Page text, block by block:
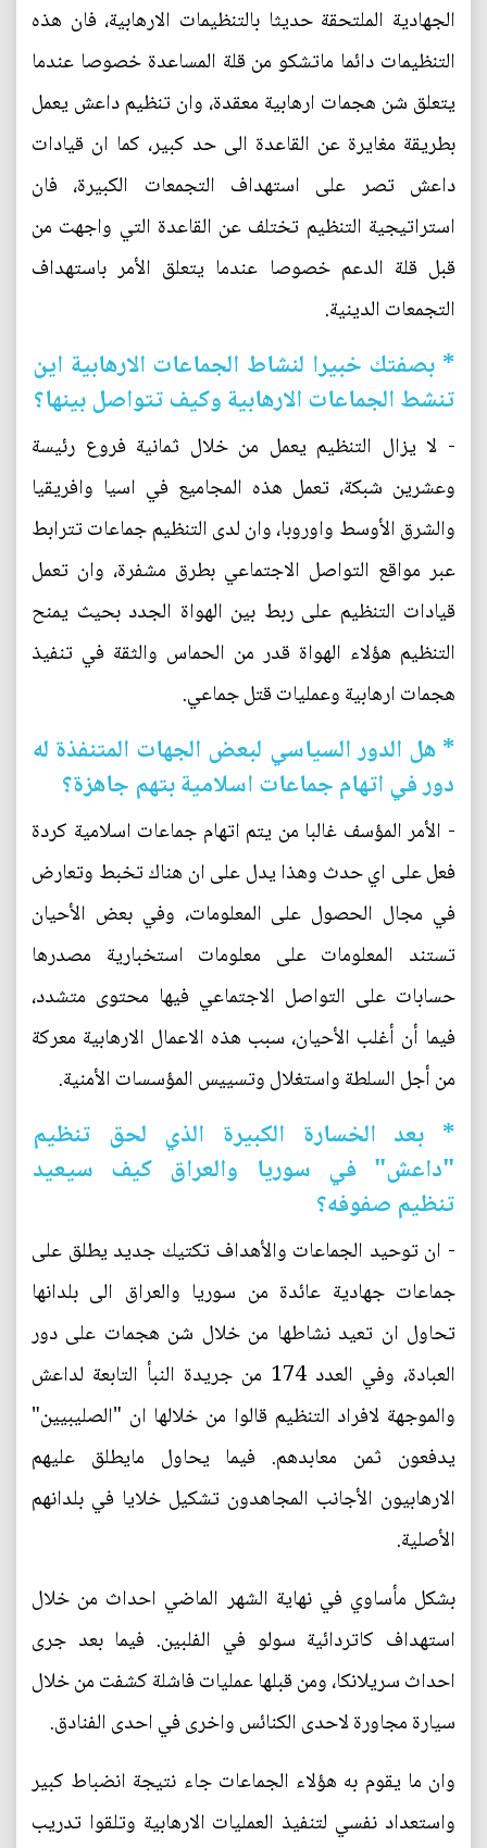
الجهادية الملتحقة حديثا بالتنظيمات الارهابية، فان هذه
التنظيمات دائما ماتشكو من قلة المساعدة خصوصا عندما
يتعلق شن هجمات ارهابية معقدة، وان تنظيم داعش يعمل
بطريقة مغايرة عن القاعدة الى حد كبير، كما ان قيادات
داعش تصر على استهداف التجمعات الكبيرة، فان
استراتيجية التنظيم تختلف عن القاعدة التي واجهت من
قبل قلة الدعم خصوصا عندما يتعلق الأمر باستهداف
التجمعات الدينية.
* بصفتك خبيرا لنشاط الجماعات الارهابية اين
تنشط الجماعات الارهابية وكيف تتواصل بينها؟
- لا يزال التنظيم يعمل من خلال ثمانية فروع رئيسة
وعشرين شبكة، تعمل هذه المجاميع في اسيا وافريقيا
والشرق الأوسط واوروبا، وان لدى التنظيم جماعات تترابط
عبر مواقع التواصل الاجتماعي بطرق مشفرة، وان تعمل
قيادات التنظيم على ربط بين الهواة الجدد بحيث يمنح
التنظيم هؤلاء الهواة قدر من الحماس والثقة في تنفيذ
هجمات ارهابية وعمليات قتل جماعي.
* هل الدور السياسي لبعض الجهات المتنفذة له
دور في اتهام جماعات اسلامية بتهم جاهزة؟
- الأمر المؤسف غالبا من يتم اتهام جماعات اسلامية كردة
فعل على اي حدث وهذا يدل على ان هناك تخبط وتعارض
في مجال الحصول على المعلومات، وفي بعض الأحيان
تستند المعلومات على معلومات استخبارية مصدرها
حسابات على التواصل الاجتماعي فيها محتوى متشدد،
فيما أن أغلب الأحيان، سبب هذه الاعمال الارهابية معركة
من أجل السلطة واستغلال وتسييس المؤسسات الأمنية.
* بعد الخسارة الكبيرة الذي لحق تنظيم
"داعش" في سوريا والعراق كيف سيعيد
تنظيم صفوفه؟
- ان توحيد الجماعات والأهداف تكتيك جديد يطلق على
جماعات جهادية عائدة من سوريا والعراق الى بلدانها
تحاول ان تعيد نشاطها من خلال شن هجمات على دور
العبادة، وفي العدد 174 من جريدة النبأ التابعة لداعش
والموجهة لافراد التنظيم قالوا من خلالها ان "الصليبيين"
يدفعون ثمن معابدهم. فيما يحاول مايطلق عليهم
الارهابيون الأجانب المجاهدون تشكيل خلايا في بلدانهم
الأصلية.
بشكل مأساوي في نهاية الشهر الماضي احداث من خلال
استهداف كاتردائية سولو في الفلبين. فيما بعد جرى
احداث سريلانكا، ومن قبلها عمليات فاشلة كشفت من خلال
سيارة مجاورة لاحدى الكنائس واخرى في احدى الفنادق.
وان ما يقوم به هؤلاء الجماعات جاء نتيجة انضباط كبير
واستعداد نفسي لتنفيذ العمليات الارهابية وتلقوا تدريب